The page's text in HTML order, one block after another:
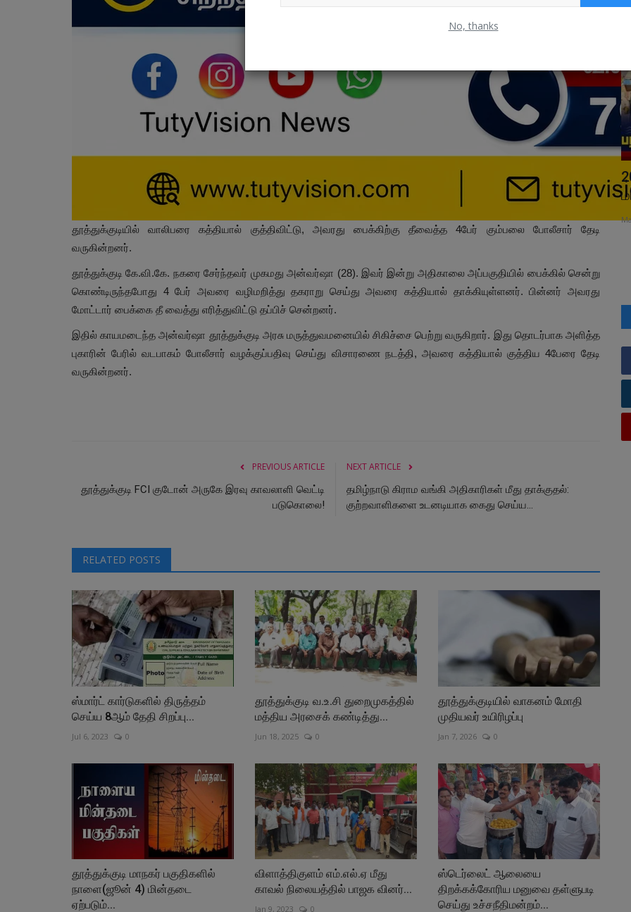
No, thanks
தூத்துக்குடியில் வாலிபரை கத்தியால் குத்திவிட்டு, அவரது பைக்கிற்கு தீவைத்த 4பேர் கும்பலை போலீசார் தேடி
வருகின்றனர்.
தூத்துக்குடி கே.வி.கே. நகரை சேர்ந்தவர் முகமது அன்வர்ஷா (28). இவர் இன்று அதிகாலை அப்பகுதியில் பைக்கில் சென்று
கொண்டிருந்தபோது 4 பேர் அவரை வழிமறித்து தகராறு செய்து அவரை கத்தியால் தாக்கியுள்ளனர். பின்னர் அவரது
மோட்டார் பைக்கை தீ வைத்து எரித்துவிட்டு தப்பிச் சென்றனர்.
இதில் காயமடைந்த அன்வர்ஷா தூத்துக்குடி அரசு மருத்துவமனையில் சிகிச்சை பெற்று வருகிறார். இது தொடர்பாக அளித்த
புகாரின் பேரில் வடபாகம் போலீசார் வழக்குப்பதிவு செய்து விசாரணை நடத்தி, அவரை கத்தியால் குத்திய 4பேரை தேடி
வருகின்றனர்.
PREVIOUS ARTICLE
தூத்துக்குடி FCI குடோன் அருகே இரவு காவலாளி வெட்டி
படுகொலை!
NEXT ARTICLE
தமிழ்நாடு கிராம வங்கி அதிகாரிகள் மீது தாக்குதல்:
குற்றவாளிகளை உடனடியாக கைது செய்ய...
RELATED POSTS
ஸ்மார்ட் கார்டுகளில் திருத்தம்
செய்ய 8ஆம் தேதி சிறப்பு...
Jul 6, 2023 0
தூத்துக்குடி வ.உ.சி துறைமுகத்தில்
மத்திய அரசைக் கண்டித்து...
Jun 18, 2025 0
தூத்துக்குடியில் வாகனம் மோதி
முதியவர் உயிரிழப்பு
Jan 7, 2026 0
தூத்துக்குடி மாநகர் பகுதிகளில்
நாளை(ஜூன் 4) மின்தடை
ஏற்படும்...
விளாத்திகுளம் எம்.எல்.ஏ மீது
காவல் நிலையத்தில் பாஜக வினர்...
Jan 9, 2023 0
ஸ்டெர்லைட் ஆலையை
திறக்கக்கோரிய மனுவை தள்ளுபடி
செய்து உச்சநீதிமன்றம்...
விசாரணை கைதிகளின் பற்களை கல்லால்
உடைத்து, அந்தரங்க உறுப்பை...
Mar 27, 2023 0
அம்பையில் விசாரணைக்கு அழைத்து செல்லப்பட்டவர்களின் பற்களை
மொட்டை முதல் தண்ணீர் பாட்டில் வரை
கூடுதல் கட்டணம்? இருக்கன்குடி...
May 29, 2026 0